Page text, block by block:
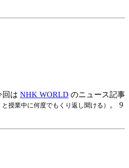
回は NHK WORLD のニュース記事
と授業中に何度でもくり返し聞ける）
。 9